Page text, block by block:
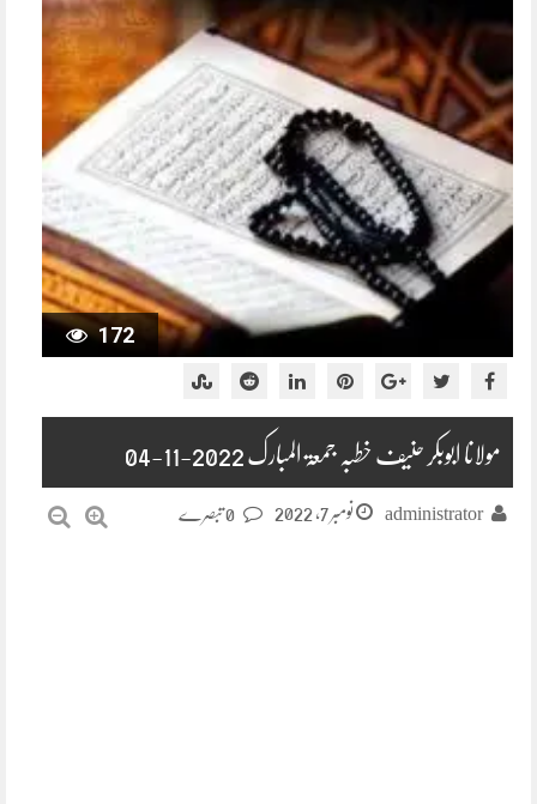
172
مولانا ابوبکر حنیف خطبہ جمعۃ المبارک 2022-11-04
administrator نومبر 7, 2022